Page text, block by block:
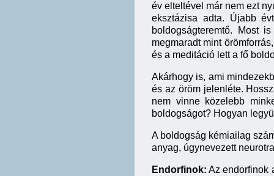
év elteltével már nem ezt
eksztázisa adta. Újabb
boldogságteremtő. Most
megmaradt mint
és a meditáció lett a fő
Akárhogy is, ami
és az öröm jelenléte.
nem vinne közelebb
boldogságot? Hogyan
A boldogság kémiailag
anyag, úgynevezett
Endorfinok: Az endorfinok